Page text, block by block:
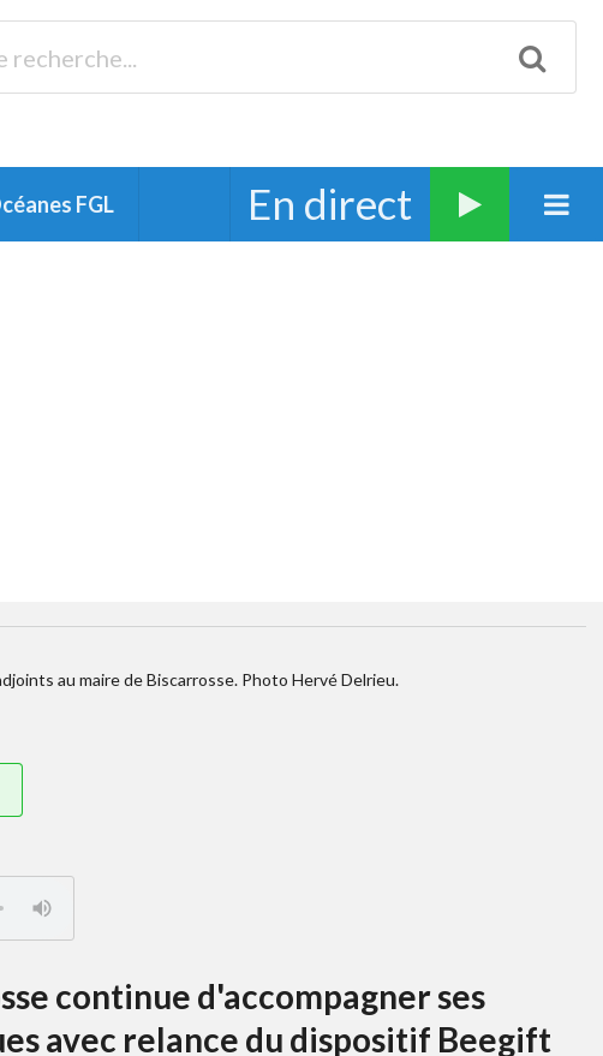
FGL En direct
au maire de Biscarrosse. Photo Hervé Delrieu.
continue d'accompagner ses
avec relance du dispositif Beegift